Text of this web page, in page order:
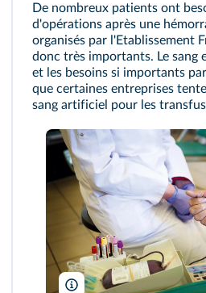
De nombreux patients ont
d'opérations après une
organisés par l'Etablissement
donc très importants. Le sang
et les besoins si importants
que certaines entreprises
sang artificiel pour les
Amélie-Benoist/BSIP